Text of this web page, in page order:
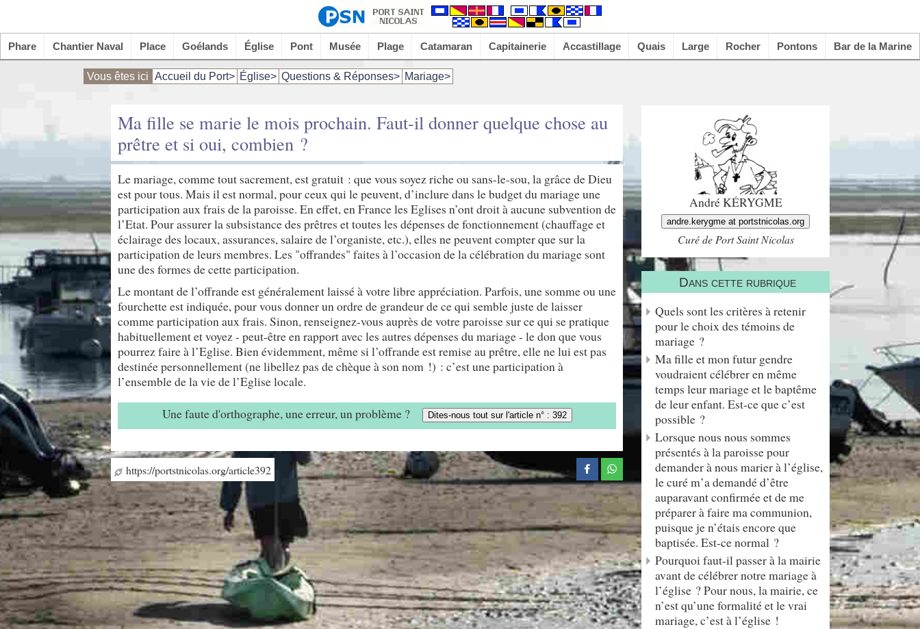
Phare Chantier Naval Place Goélands Église Pont Musée Plage Catamaran Capitainerie Accastillage Quais Large Rocher Pontons Bar de la Marine
Vous êtes ici Accueil du Port> Église> Questions & Réponses> Mariage>
Ma fille se marie le mois prochain. Faut-il donner quelque chose au
prêtre et si oui, combien ?
Le mariage, comme tout sacrement, est gratuit : que vous soyez riche ou sans-le-sou, la grâce de Dieu
est pour tous. Mais il est normal, pour ceux qui le peuvent, d’inclure dans le budget du mariage une
participation aux frais de la paroisse. En effet, en France les Eglises n’ont droit à aucune subvention de
l’Etat. Pour assurer la subsistance des prêtres et toutes les dépenses de fonctionnement (chauffage et
éclairage des locaux, assurances, salaire de l’organiste, etc.), elles ne peuvent compter que sur la
participation de leurs membres. Les "offrandes" faites à l’occasion de la célébration du mariage sont
une des formes de cette participation.
Le montant de l’offrande est généralement laissé à votre libre appréciation. Parfois, une somme ou une
fourchette est indiquée, pour vous donner un ordre de grandeur de ce qui semble juste de laisser
comme participation aux frais. Sinon, renseignez-vous auprès de votre paroisse sur ce qui se pratique
habituellement et voyez - peut-être en rapport avec les autres dépenses du mariage - le don que vous
pourrez faire à l’Eglise. Bien évidemment, même si l’offrande est remise au prêtre, elle ne lui est pas
destinée personnellement (ne libellez pas de chèque à son nom !) : c’est une participation à
l’ensemble de la vie de l’Eglise locale.
Une faute d'orthographe, une erreur, un problème ?
Dites-nous tout sur l'article n° : 392
https://portstnicolas.org/article392
André KÉRYGME
andre.kerygme at portstnicolas.org
Curé de Port Saint Nicolas
Dans cette rubrique
Quels sont les critères à retenir
pour le choix des témoins de
mariage ?
Ma fille et mon futur gendre
voudraient célébrer en même
temps leur mariage et le baptême
de leur enfant. Est-ce que c’est
possible ?
Lorsque nous nous sommes
présentés à la paroisse pour
demander à nous marier à l’église,
le curé m’a demandé d’être
auparavant confirmée et de me
préparer à faire ma communion,
puisque je n’étais encore que
baptisée. Est-ce normal ?
Pourquoi faut-il passer à la mairie
avant de célébrer notre mariage à
l’église ? Pour nous, la mairie, ce
n’est qu’une formalité et le vrai
mariage, c’est à l’église !